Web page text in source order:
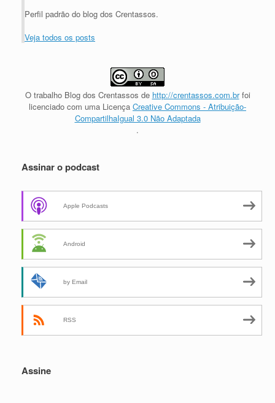
Perfil padrão do blog dos Crentassos.
Veja todos os posts
O trabalho Blog dos Crentassos de http://crentassos.com.brfoi
licenciado com uma Licença Creative Commons - Atribuição-
CompartilhaIgual 3.0 Não Adaptada
.
Assinar o podcast
Apple Podcasts
Android
by Email
RSS
Assine